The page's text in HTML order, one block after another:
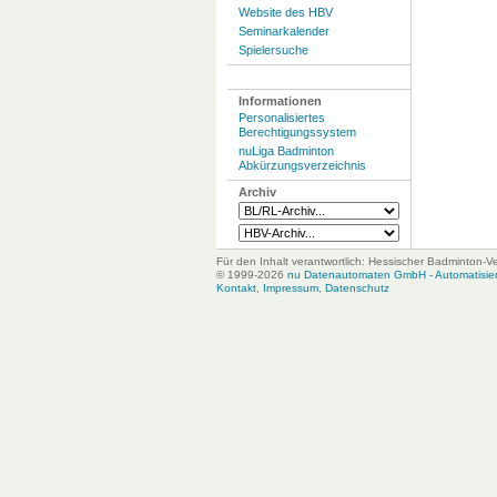
Website des HBV
Seminarkalender
Spielersuche
Informationen
Personalisiertes
Berechtigungssystem
nuLiga Badminton
Abkürzungsverzeichnis
Archiv
Für den Inhalt verantwortlich: Hessischer Badminton-
© 1999-2026 nu Datenautomaten GmbH -
Kontakt, Impressum, Datenschutz